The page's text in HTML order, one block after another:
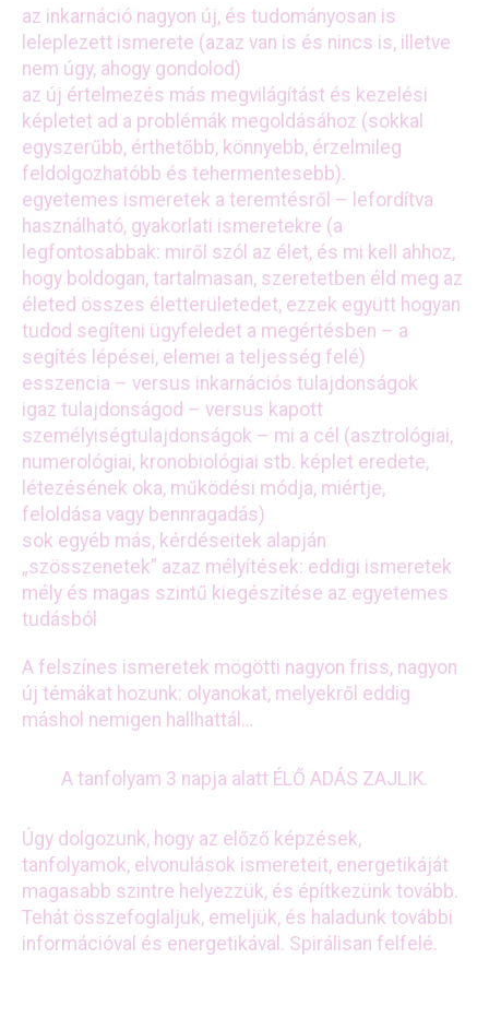
az inkarnáció nagyon új, és tudományosan is
leleplezett ismerete (azaz van is és nincs is, illetve
nem úgy, ahogy gondolod)
az új értelmezés más megvilágítást és kezelési
képletet ad a problémák megoldásához (sokkal
egyszerűbb, érthetőbb, könnyebb, érzelmileg
feldolgozhatóbb és tehermentesebb).
egyetemes ismeretek a teremtésről – lefordítva
használható, gyakorlati ismeretekre (a
legfontosabbak: miről szól az élet, és mi kell ahhoz,
hogy boldogan, tartalmasan, szeretetben éld meg az
életed összes életterületedet, ezzek együtt hogyan
tudod segíteni ügyfeledet a megértésben – a
segítés lépései, elemei a teljesség felé)
esszencia – versus inkarnációs tulajdonságok
igaz tulajdonságod – versus kapott
személyiségtulajdonságok – mi a cél (asztrológiai,
numerológiai, kronobiológiai stb. képlet eredete,
létezésének oka, működési módja, miértje,
feloldása vagy bennragadás)
sok egyéb más, kérdéseitek alapján
„szösszenetek” azaz mélyítések: eddigi ismeretek
mély és magas szintű kiegészítése az egyetemes
tudásból
A felszínes ismeretek mögötti nagyon friss, nagyon
új témákat hozunk: olyanokat, melyekről eddig
máshol nemigen hallhattál…
A tanfolyam 3 napja alatt ÉLŐ ADÁS ZAJLIK.
Úgy dolgozunk, hogy az előző képzések,
tanfolyamok, elvonulások ismereteit, energetikáját
magasabb szintre helyezzük, és építkezünk tovább.
Tehát összefoglaljuk, emeljük, és haladunk további
információval és energetikával. Spirálisan felfelé.